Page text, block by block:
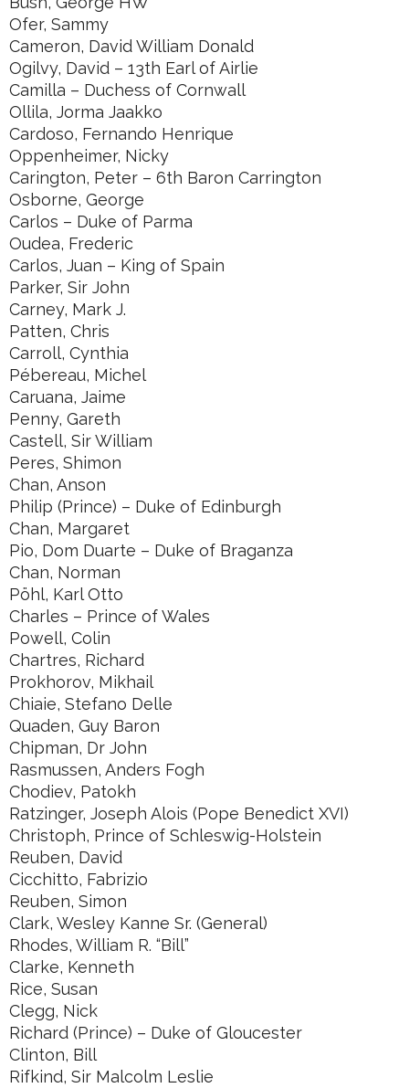
Ofer, Sammy
Cameron, David William Donald
Ogilvy, David – 13th Earl of Airlie
Camilla – Duchess of Cornwall
Ollila, Jorma Jaakko
Cardoso, Fernando Henrique
Oppenheimer, Nicky
Carington, Peter – 6th Baron Carrington
Osborne, George
Carlos – Duke of Parma
Oudea, Frederic
Carlos, Juan – King of Spain
Parker, Sir John
Carney, Mark J.
Patten, Chris
Carroll, Cynthia
Pébereau, Michel
Caruana, Jaime
Penny, Gareth
Castell, Sir William
Peres, Shimon
Chan, Anson
Philip (Prince) – Duke of Edinburgh
Chan, Margaret
Pio, Dom Duarte – Duke of Braganza
Chan, Norman
Pöhl, Karl Otto
Charles – Prince of Wales
Powell, Colin
Chartres, Richard
Prokhorov, Mikhail
Chiaie, Stefano Delle
Quaden, Guy Baron
Chipman, Dr John
Rasmussen, Anders Fogh
Chodiev, Patokh
Ratzinger, Joseph Alois (Pope Benedict XVI)
Christoph, Prince of Schleswig-Holstein
Reuben, David
Cicchitto, Fabrizio
Reuben, Simon
Clark, Wesley Kanne Sr. (General)
Rhodes, William R. “Bill”
Clarke, Kenneth
Rice, Susan
Clegg, Nick
Richard (Prince) – Duke of Gloucester
Clinton, Bill
Rifkind, Sir Malcolm Leslie